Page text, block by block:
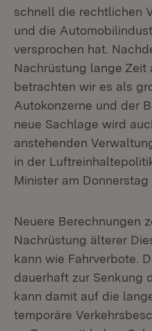
schnell die rechtlichen
und die
versprochen hat.
Nachrüstung lange Zeit
betrachten wir es als
Autokonzerne und der
neue Sachlage wird
anstehenden
in der
Minister am Donnerstag
Neuere Berechnungen
Nachrüstung älterer
kann wie Fahrverbote.
dauerhaft zur Senkung
kann damit auf die
temporäre